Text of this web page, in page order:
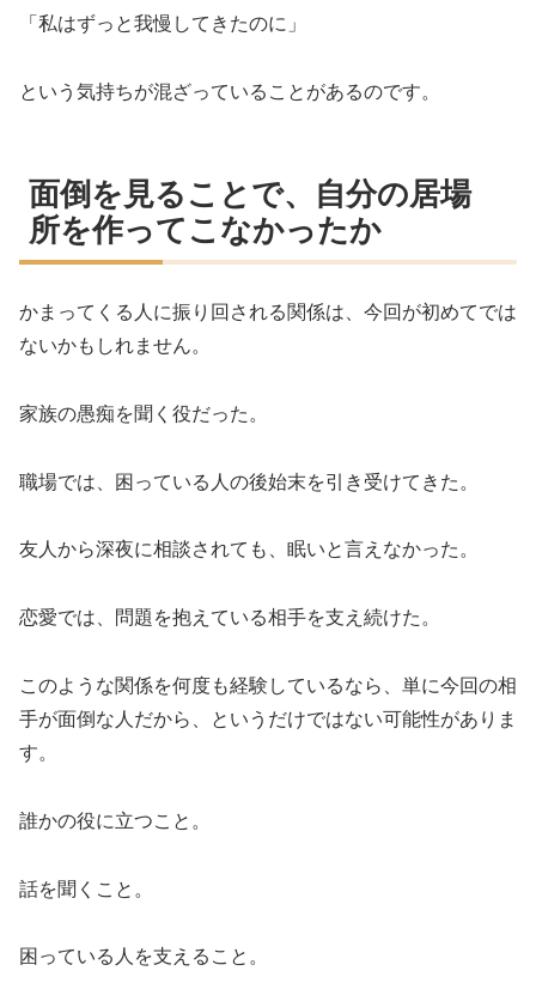
「私はずっと我慢してきたのに」
という気持ちが混ざっていることがあるのです。
面倒を見ることで、自分の居場
所を作ってこなかったか
かまってくる人に振り回される関係は、今回が初めてでは
ないかもしれません。
家族の愚痴を聞く役だった。
職場では、困っている人の後始末を引き受けてきた。
友人から深夜に相談されても、眠いと言えなかった。
恋愛では、問題を抱えている相手を支え続けた。
このような関係を何度も経験しているなら、単に今回の相
手が面倒な人だから、というだけではない可能性がありま
す。
誰かの役に立つこと。
話を聞くこと。
困っている人を支えること。